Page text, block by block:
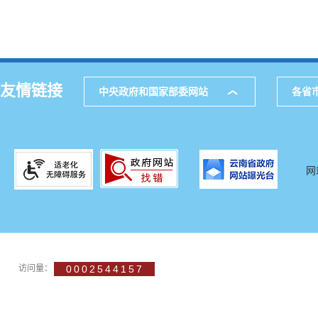
友情链接 中央政府和国家部委网站 各省
访问量： 0002544157